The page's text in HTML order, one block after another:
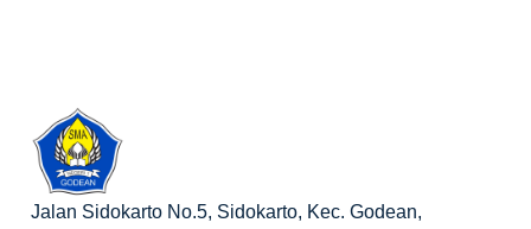
Jalan Sidokarto No.5, Sidokarto, Kec. Godean,